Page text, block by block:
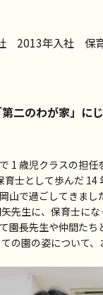
2013年入社 保
二のわが家」に
1 歳児クラスの担任
育士として歩んだ 14
山で過ごしてきまし
先生に、保育士にな
園長先生や仲間たち
の園の姿について、